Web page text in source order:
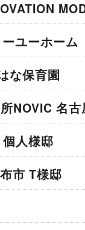
ーユーホー
な保育園
NOVIC 名
人様邸
市 T様邸